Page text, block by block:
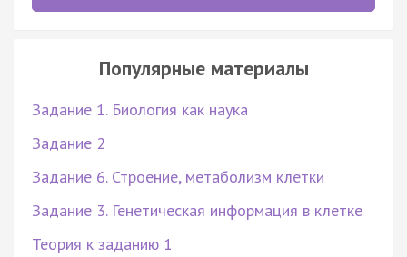
Популярные материалы
Задание 1. Биология как наука
Задание 2
Задание 6. Строение, метаболизм клетки
Задание 3. Генетическая информация в клетке
Теория к заданию 1